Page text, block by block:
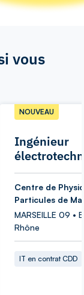
vous
Ingénieur
NOUVEAU
Centre de
Particules de
MARSEILLE 09 •
Rhône
IT en contrat CDD